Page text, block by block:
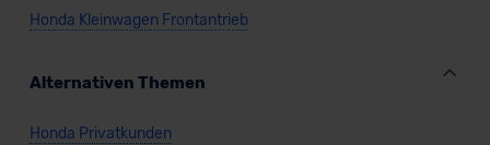
Honda Kleinwagen Frontantrieb
Alternativen Themen
Honda Privatkunden